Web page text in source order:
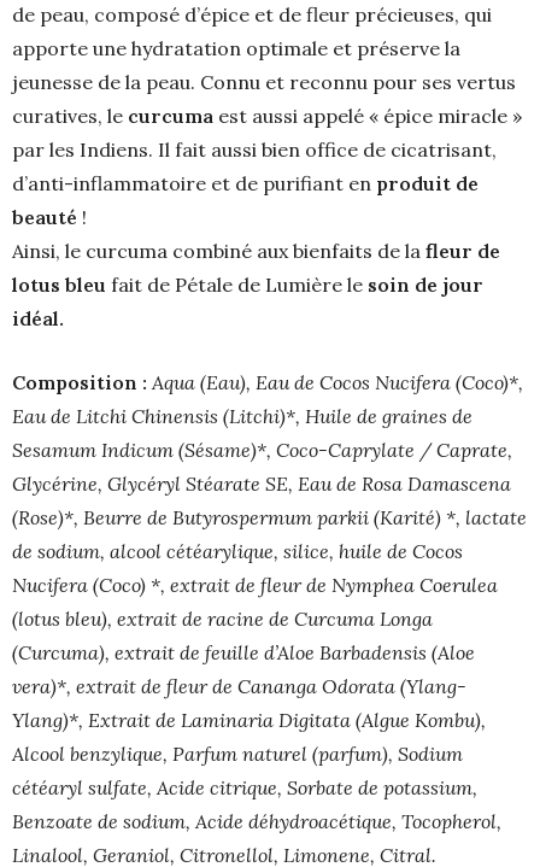
de peau, composé d’épice et de fleur précieuses, qui
apporte une hydratation optimale et préserve la
jeunesse de la peau. Connu et reconnu pour ses vertus
curatives, le curcuma est aussi appelé « épice miracle »
par les Indiens. Il fait aussi bien office de cicatrisant,
d’anti-inflammatoire et de purifiant en produit de
beauté !
Ainsi, le curcuma combiné aux bienfaits de la fleur de
lotus bleu fait de Pétale de Lumière le soin de jour
idéal.
Composition : Aqua (Eau), Eau de Cocos Nucifera (Coco)*,
Eau de Litchi Chinensis (Litchi)*, Huile de graines de
Sesamum Indicum (Sésame)*, Coco-Caprylate / Caprate,
Glycérine, Glycéryl Stéarate SE, Eau de Rosa Damascena
(Rose)*, Beurre de Butyrospermum parkii (Karité) *, lactate
de sodium, alcool cétéarylique, silice, huile de Cocos
Nucifera (Coco) *, extrait de fleur de Nymphea Coerulea
(lotus bleu), extrait de racine de Curcuma Longa
(Curcuma), extrait de feuille d’Aloe Barbadensis (Aloe
vera)*, extrait de fleur de Cananga Odorata (Ylang-
Ylang)*, Extrait de Laminaria Digitata (Algue Kombu),
Alcool benzylique, Parfum naturel (parfum), Sodium
cétéaryl sulfate, Acide citrique, Sorbate de potassium,
Benzoate de sodium, Acide déhydroacétique, Tocopherol,
Linalool, Geraniol, Citronellol, Limonene, Citral.